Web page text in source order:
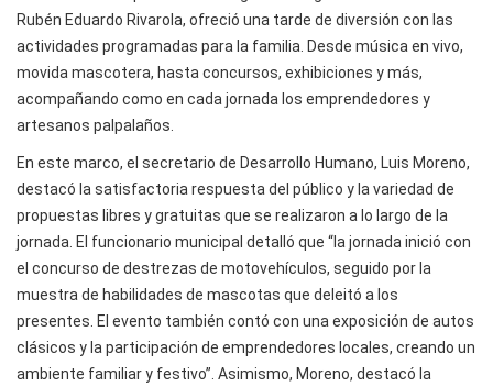
Rubén Eduardo Rivarola, ofreció una tarde de diversión con las
actividades programadas para la familia. Desde música en vivo,
movida mascotera, hasta concursos, exhibiciones y más,
acompañando como en cada jornada los emprendedores y
artesanos palpalaños.
En este marco, el secretario de Desarrollo Humano, Luis Moreno,
destacó la satisfactoria respuesta del público y la variedad de
propuestas libres y gratuitas que se realizaron a lo largo de la
jornada. El funcionario municipal detalló que “la jornada inició con
el concurso de destrezas de motovehículos, seguido por la
muestra de habilidades de mascotas que deleitó a los
presentes. El evento también contó con una exposición de autos
clásicos y la participación de emprendedores locales, creando un
ambiente familiar y festivo”. Asimismo, Moreno, destacó la